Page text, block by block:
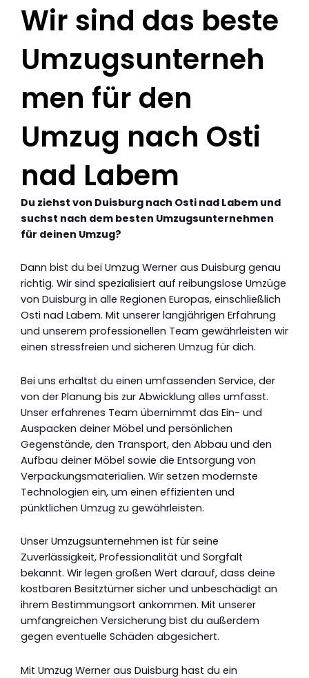
Wir sind das beste
Umzugsunterneh
men für den
Umzug nach Osti
nad Labem
Du ziehst von Duisburg nach Osti nad Labem und
suchst nach dem besten Umzugsunternehmen
für deinen Umzug?
Dann bist du bei Umzug Werner aus Duisburg genau
richtig. Wir sind spezialisiert auf reibungslose Umzüge
von Duisburg in alle Regionen Europas, einschließlich
Osti nad Labem. Mit unserer langjährigen Erfahrung
und unserem professionellen Team gewährleisten wir
einen stressfreien und sicheren Umzug für dich.
Bei uns erhältst du einen umfassenden Service, der
von der Planung bis zur Abwicklung alles umfasst.
Unser erfahrenes Team übernimmt das Ein- und
Auspacken deiner Möbel und persönlichen
Gegenstände, den Transport, den Abbau und den
Aufbau deiner Möbel sowie die Entsorgung von
Verpackungsmaterialien. Wir setzen modernste
Technologien ein, um einen effizienten und
pünktlichen Umzug zu gewährleisten.
Unser Umzugsunternehmen ist für seine
Zuverlässigkeit, Professionalität und Sorgfalt
bekannt. Wir legen großen Wert darauf, dass deine
kostbaren Besitztümer sicher und unbeschädigt an
ihrem Bestimmungsort ankommen. Mit unserer
umfangreichen Versicherung bist du außerdem
gegen eventuelle Schäden abgesichert.
Mit Umzug Werner aus Duisburg hast du ein